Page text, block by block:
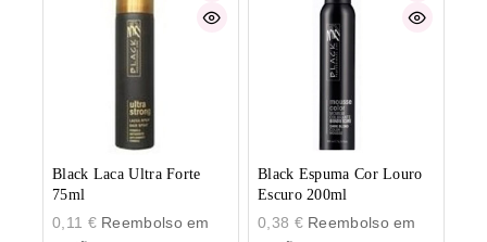
Black Laca Ultra Forte
75ml
0,11 €Reembolso em
Black Espuma Cor Louro
Escuro 200ml
0,38 €Reembolso em